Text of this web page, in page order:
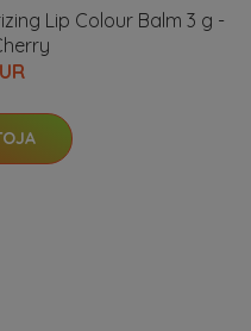
Lip Colour Balm 3 g -